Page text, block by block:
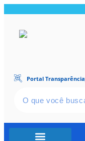
Portal Transparência